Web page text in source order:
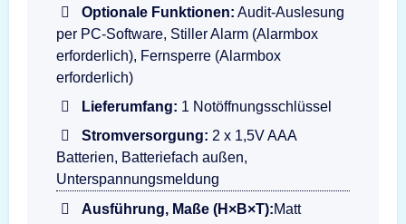
Optionale Funktionen: Audit-Auslesung
per PC-Software, Stiller Alarm (Alarmbox
erforderlich), Fernsperre (Alarmbox
erforderlich)
Lieferumfang: 1 Notöffnungsschlüssel
Stromversorgung: 2 x 1,5V AAA
Batterien, Batteriefach außen,
Unterspannungsmeldung
Ausführung, Maße (H×B×T):Matt